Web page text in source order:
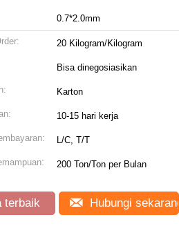
0.7*2.0mm
20 Kilogram/Kilogram
Bisa dinegosiasikan
Karton
10-15 hari kerja
L/C, T/T
200 Ton/Ton per Bulan
terbaik Hubungi sekarang